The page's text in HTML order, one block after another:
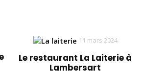
Le restaurant La Laiterie à
Lambersart
11 mars 2024